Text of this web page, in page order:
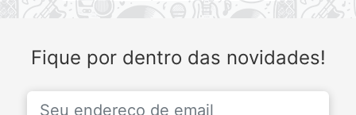
Fique por dentro das novidades!